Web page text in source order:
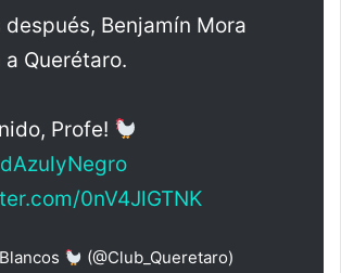
después, Benjamín Mora
Querétaro.
Profe!
0nV4JlGTNK
(@Club_Queretaro)